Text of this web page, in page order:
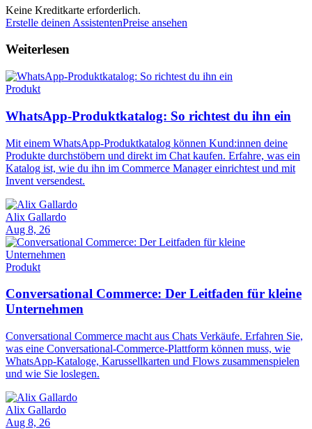
Keine Kreditkarte erforderlich.
Erstelle deinen AssistentenPreise ansehen
Weiterlesen
Produkt
WhatsApp-Produktkatalog: So richtest du ihn ein
Mit einem WhatsApp-Produktkatalog können Kund:innen deine
Produkte durchstöbern und direkt im Chat kaufen. Erfahre, was ein
Katalog ist, wie du ihn im Commerce Manager einrichtest und mit
Invent versendest.
Alix Gallardo
Aug 8, 26
Produkt
Conversational Commerce: Der Leitfaden für kleine
Unternehmen
Conversational Commerce macht aus Chats Verkäufe. Erfahren Sie,
was eine Conversational-Commerce-Plattform können muss, wie
WhatsApp-Kataloge, Karussellkarten und Flows zusammenspielen
und wie Sie loslegen.
Alix Gallardo
Aug 8, 26